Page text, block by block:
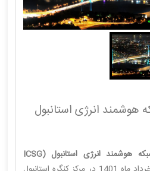
هوشمند انرژی استانبول
نمایشگاه و کنگره شبکه هوشمند انرژی استانبول (ICSG